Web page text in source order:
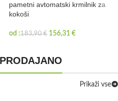
pametni avtomatski krmilnik za
kokoši
od :183,90€ 156,31 €
Prikaži vse